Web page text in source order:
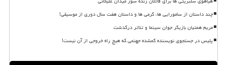
چند داستان از سامورایی ها، گرمی ها و داستان هفت سال دوری از موسیقی!
مریم همتیان بازیگر جوان سینما و تئاتر درگذشت
پلیس در جستجوی نویسنده گمشده جهنمی که هیچ راه خروجی از آن نیست!